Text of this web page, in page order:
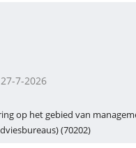
7-2026
op het gebied van
(70202)